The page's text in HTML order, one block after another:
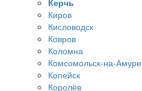
Керчь
Киров
Кисловодск
Ковров
Коломна
Комсомольск-на-Амуре
Копейск
Королёв